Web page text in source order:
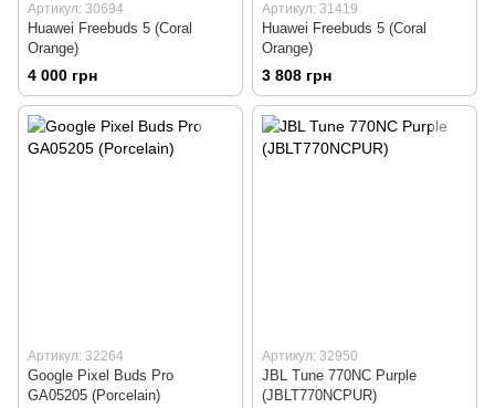
Артикул: 30694
Huawei Freebuds 5 (Coral
Orange)
4 000 грн
Артикул: 31419
Huawei Freebuds 5 (Coral
Orange)
3 808 грн
Артикул: 32264
Google Pixel Buds Pro
GA05205 (Porcelain)
Артикул: 32950
JBL Tune 770NC Purple
(JBLT770NCPUR)